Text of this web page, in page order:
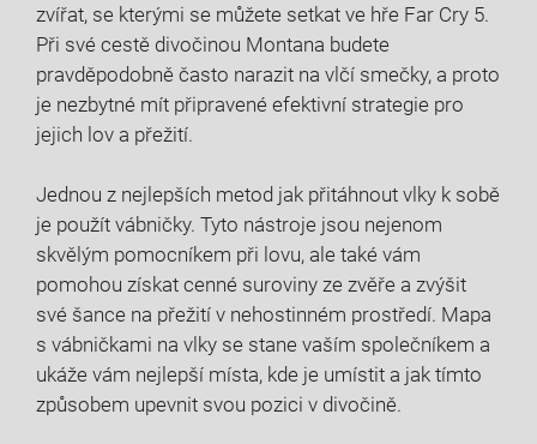
zvířat, se kterými se můžete setkat ve hře Far Cry 5.
Při své cestě divočinou Montana budete
pravděpodobně často narazit na vlčí smečky, a proto
je nezbytné mít připravené efektivní strategie pro
jejich lov a přežití.
Jednou z nejlepších metod jak přitáhnout vlky k sobě
je použít vábničky. Tyto nástroje jsou nejenom
skvělým pomocníkem při lovu, ale také vám
pomohou získat cenné suroviny ze zvěře a zvýšit
své šance na přežití v nehostinném prostředí. Mapa
s vábničkami na vlky se stane vaším společníkem a
ukáže vám nejlepší místa, kde je umístit a jak tímto
způsobem upevnit svou pozici v divočině.